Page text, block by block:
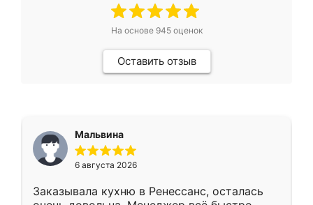
На основе 945оценок
Оставить отзыв
Мальвина
6 августа 2026
Заказывала кухню в Ренессанс, осталась